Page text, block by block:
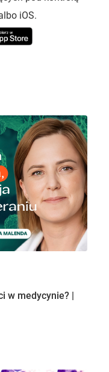
iOS.
w medycynie? |